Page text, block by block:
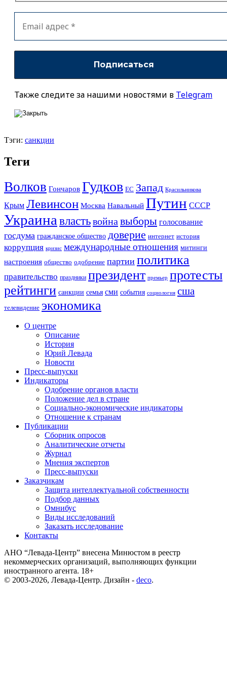
Также следите за нашими новостями в Telegram
Тэги: санкции
Теги
Волков Гончаров Гудков ЕС Запад Красильникова
Крым Левинсон Москва Навальный Путин СССР
Украина властьвойна выборы голосование
госдума гражданское общество доверие интернет история
коррупция кризис международные отношения митинги
настроения общество одобрение партии политика
правительство праздники президент премьер протесты
рейтинги санкции семья сми события социология сша
телевидение экономика
О центре
Описание
История
Юрий Левада
Новости
Пресс-выпуски
Индикаторы
Одобрение органов власти
Положение дел в стране
Социально-экономические индикаторы
Отношение к странам
Публикации
Сборник опросов
Аналитические отчеты
Журнал
Мнения экспертов
Пресс-выпуски
Заказчикам
Защита интеллектуальной собственности
Подбор данных
Омнибус
Виды исследований
Заказать исследование
Контакты
АНО “Левада-Центр” внесена Минюстом в реестр
некоммерческих организаций, выполняющих функции
иностранного агента. 18+
© 2003-2026, Левада-Центр. Дизайн - deco.